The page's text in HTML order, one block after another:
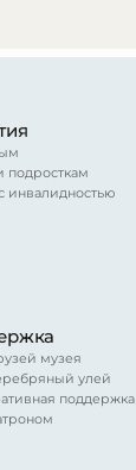
подросткам
инвалидностью
музея
улей
поддержка